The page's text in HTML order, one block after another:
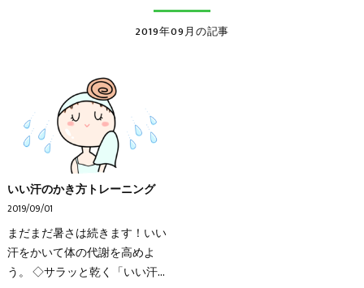
2019年09月の記事
いい汗のかき方トレーニング
2019/09/01
まだまだ暑さは続きます！いい
汗をかいて体の代謝を高めよ
う。 ◇サラッと乾く「いい汗」